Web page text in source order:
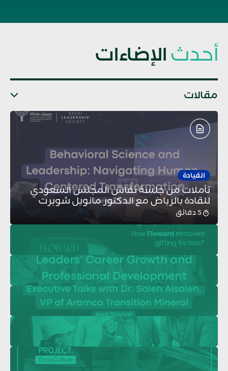
أحدث الإضاءات
مقالات
القيادة
تأملات من جلسة نقاش المجلس السعودي
للقادة بالرياض مع الدكتور مانويل شوبرت
5 دقائق